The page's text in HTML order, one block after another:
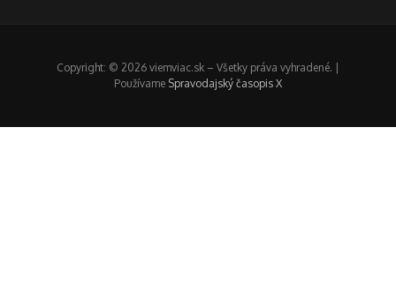
Copyright: © 2026 viemviac.sk – Všetky práva vyhradené. |
Používame Spravodajský časopis X